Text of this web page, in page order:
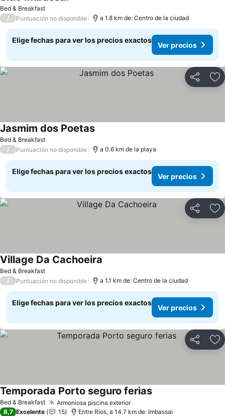
Bed & Breakfast
/ Puntuación no disponible a 1.8 km de: Centro de la ciudad
Elige fechas para ver los precios exactos
Ver precios
Compartir
Bed & Breakfast
Jasmim dos Poetas
/ Puntuación no disponible a 0.6 km de la playa
Elige fechas para ver los precios exactos
Ver precios
Compartir
Bed & Breakfast
Village Da Cachoeira
/ Puntuación no disponible a 1.1 km de: Centro de la ciudad
Elige fechas para ver los precios exactos
Ver precios
Compartir
Bed & Breakfast Armoniosa piscina exterior
Temporada Porto seguro ferias
8,7 Excelente 15 Entre Rios, a 14.7 km de: Imbassai